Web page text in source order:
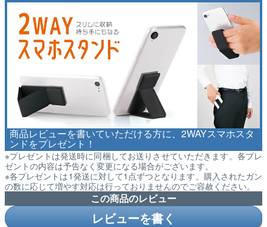
商品レビューを書いていただける方に、2WAYスマホスタ
ンドをプレゼント！
※プレゼントは発送時に同梱してお送りさせていただきます。各プレ
ゼントの内容は予告なく変更になる場合がございます。
※各プレゼントは1発送に対して1点ずつとなります。購入されたガン
の数に応じて増やす対応は行っておりませんのでご容赦ください。
この商品のレビュー
レビューを書く